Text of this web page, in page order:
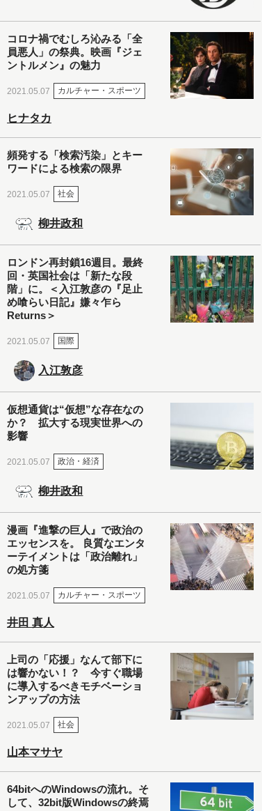
コロナ禍でむしろ沁みる「全
員悪人」の祭典。映画『ジェ
ントルメン』の魅力
2021.05.07 カルチャー・スポーツ
ヒナタカ
頻発する「検索汚染」とキー
ワードによる検索の限界
2021.05.07 社会
柳井政和
ロンドン再封鎖16週目。最終
回・英国社会は「新たな段
階」に。＜入江敦彦の『足止
め喰らい日記』嫌々乍ら
Returns＞
2021.05.07 国際
入江敦彦
仮想通貨は“仮想”な存在なの
か？ 拡大する現実世界への
影響
2021.05.07 政治・経済
柳井政和
漫画『進撃の巨人』で政治の
エッセンスを。 良質なエンタ
ーテイメントは「政治離れ」
の処方箋
2021.05.07 カルチャー・スポーツ
井田 真人
上司の「応援」なんて部下に
は響かない！？ 今すぐ職場
に導入するべきモチベーショ
ンアップの方法
2021.05.07 社会
山本マサヤ
64bitへのWindowsの流れ。そ
して、32bit版Windowsの終焉